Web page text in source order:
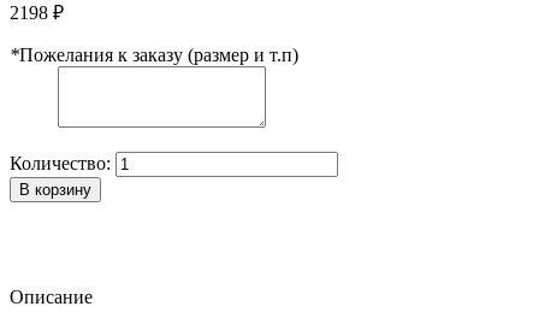
2198 ₽
*Пожелания к заказу (размер и т.п)
Количество:
В корзину
Описание